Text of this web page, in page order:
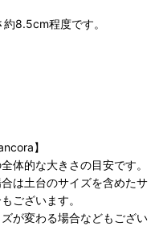
8.5cm程度です。
】
体的な大きさの目安です。
は土台のサイズを含めたサ
ございます。
が変わる場合などもござい